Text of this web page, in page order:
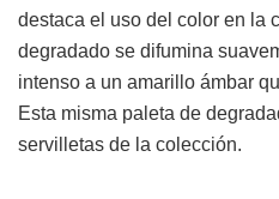
destaca el uso del color en la
degradado se difumina
intenso a un amarillo ámbar
Esta misma paleta de
servilletas de la colección.